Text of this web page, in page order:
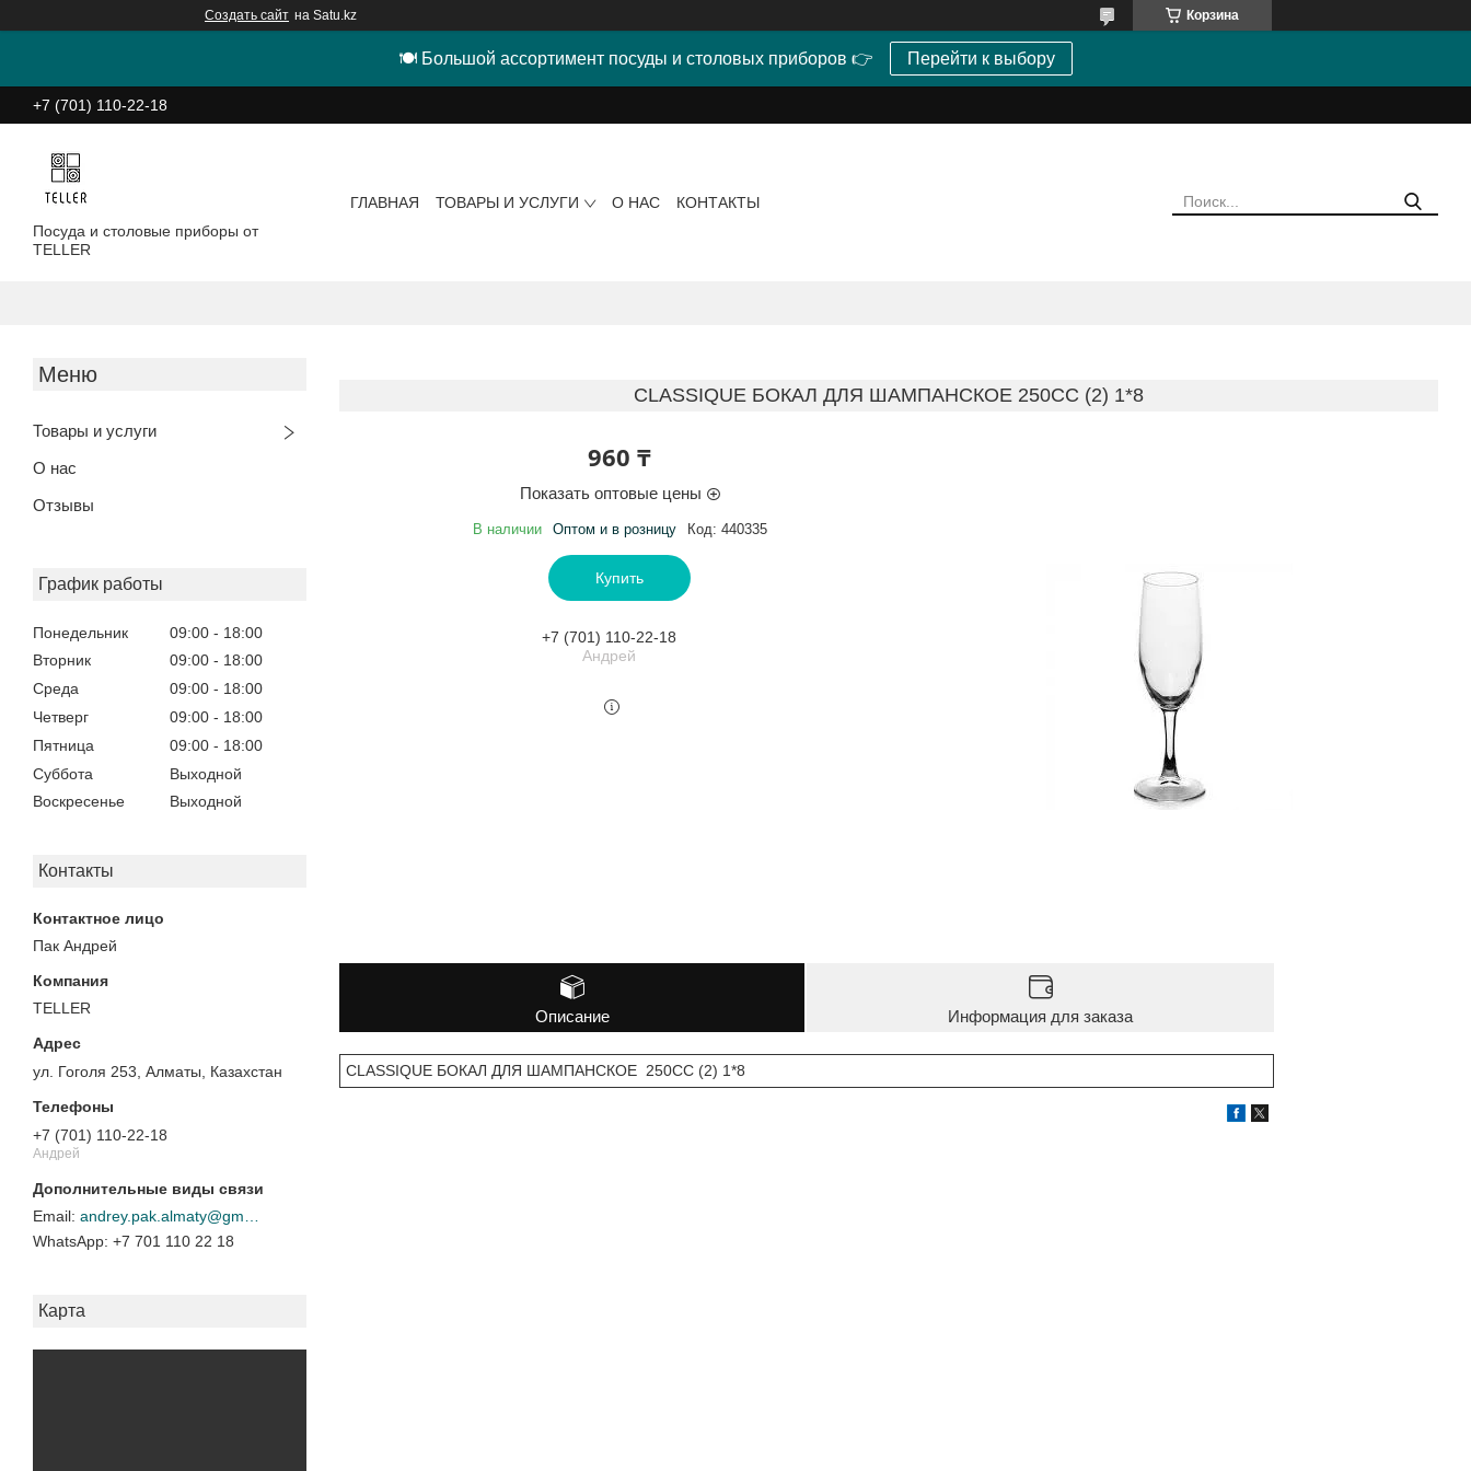
Создать сайт на Satu.kz Корзина
🍽 Большой ассортимент посуды и столовых приборов 👉 Перейти к выбору
+7 (701) 110-22-18
Посуда и столовые приборы от
TELLER
ГЛАВНАЯ ТОВАРЫ И УСЛУГИ О НАС КОНТАКТЫ
Товары и услуги
О нас
Отзывы
График работы
Понедельник 09:00
18:00
Вторник
09:00
18:00
Среда
09:00
18:00
Четверг
09:00
18:00
Пятница
09:00
18:00
Суббота
Выходной
Воскресенье
Выходной
Контакты
Пак Андрей
TELLER
ул. Гоголя 253, Алматы, Казахстан
+7 (701) 110-22-18
Андрей
+7 701 110 22 18
Карта
CLASSIQUE БОКАЛ ДЛЯ ШАМПАНСКОЕ 250СС (2) 1*8
960 ₸
Показать оптовые цены
В наличии Оптом и в розницу Код: 440335
Купить
+7 (701) 110-22-18
Андрей
Описание Информация для заказа
CLASSIQUE БОКАЛ ДЛЯ ШАМПАНСКОЕ 250СС (2) 1*8